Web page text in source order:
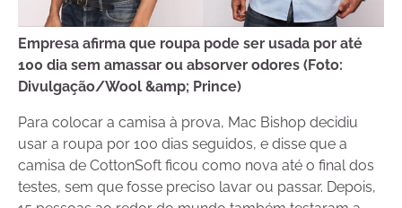
Empresa afirma que roupa pode ser usada por até
100 dia sem amassar ou absorver odores (Foto:
Divulgação/Wool &amp; Prince)
Para colocar a camisa à prova, Mac Bishop decidiu
usar a roupa por 100 dias seguidos, e disse que a
camisa de CottonSoft ficou como nova até o final dos
testes, sem que fosse preciso lavar ou passar. Depois,